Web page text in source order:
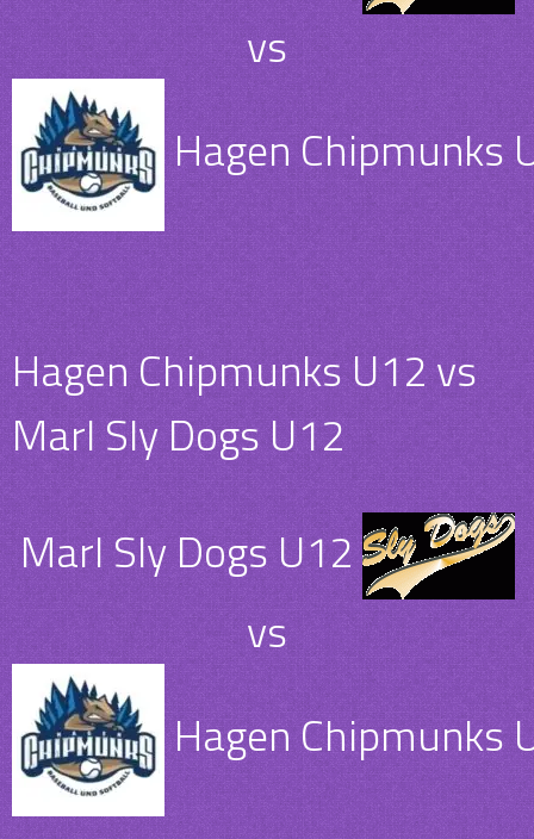
vs
Hagen Chipmunks
Hagen Chipmunks U12 vs
Marl Sly Dogs U12
Marl Sly Dogs U12
vs
Hagen Chipmunks